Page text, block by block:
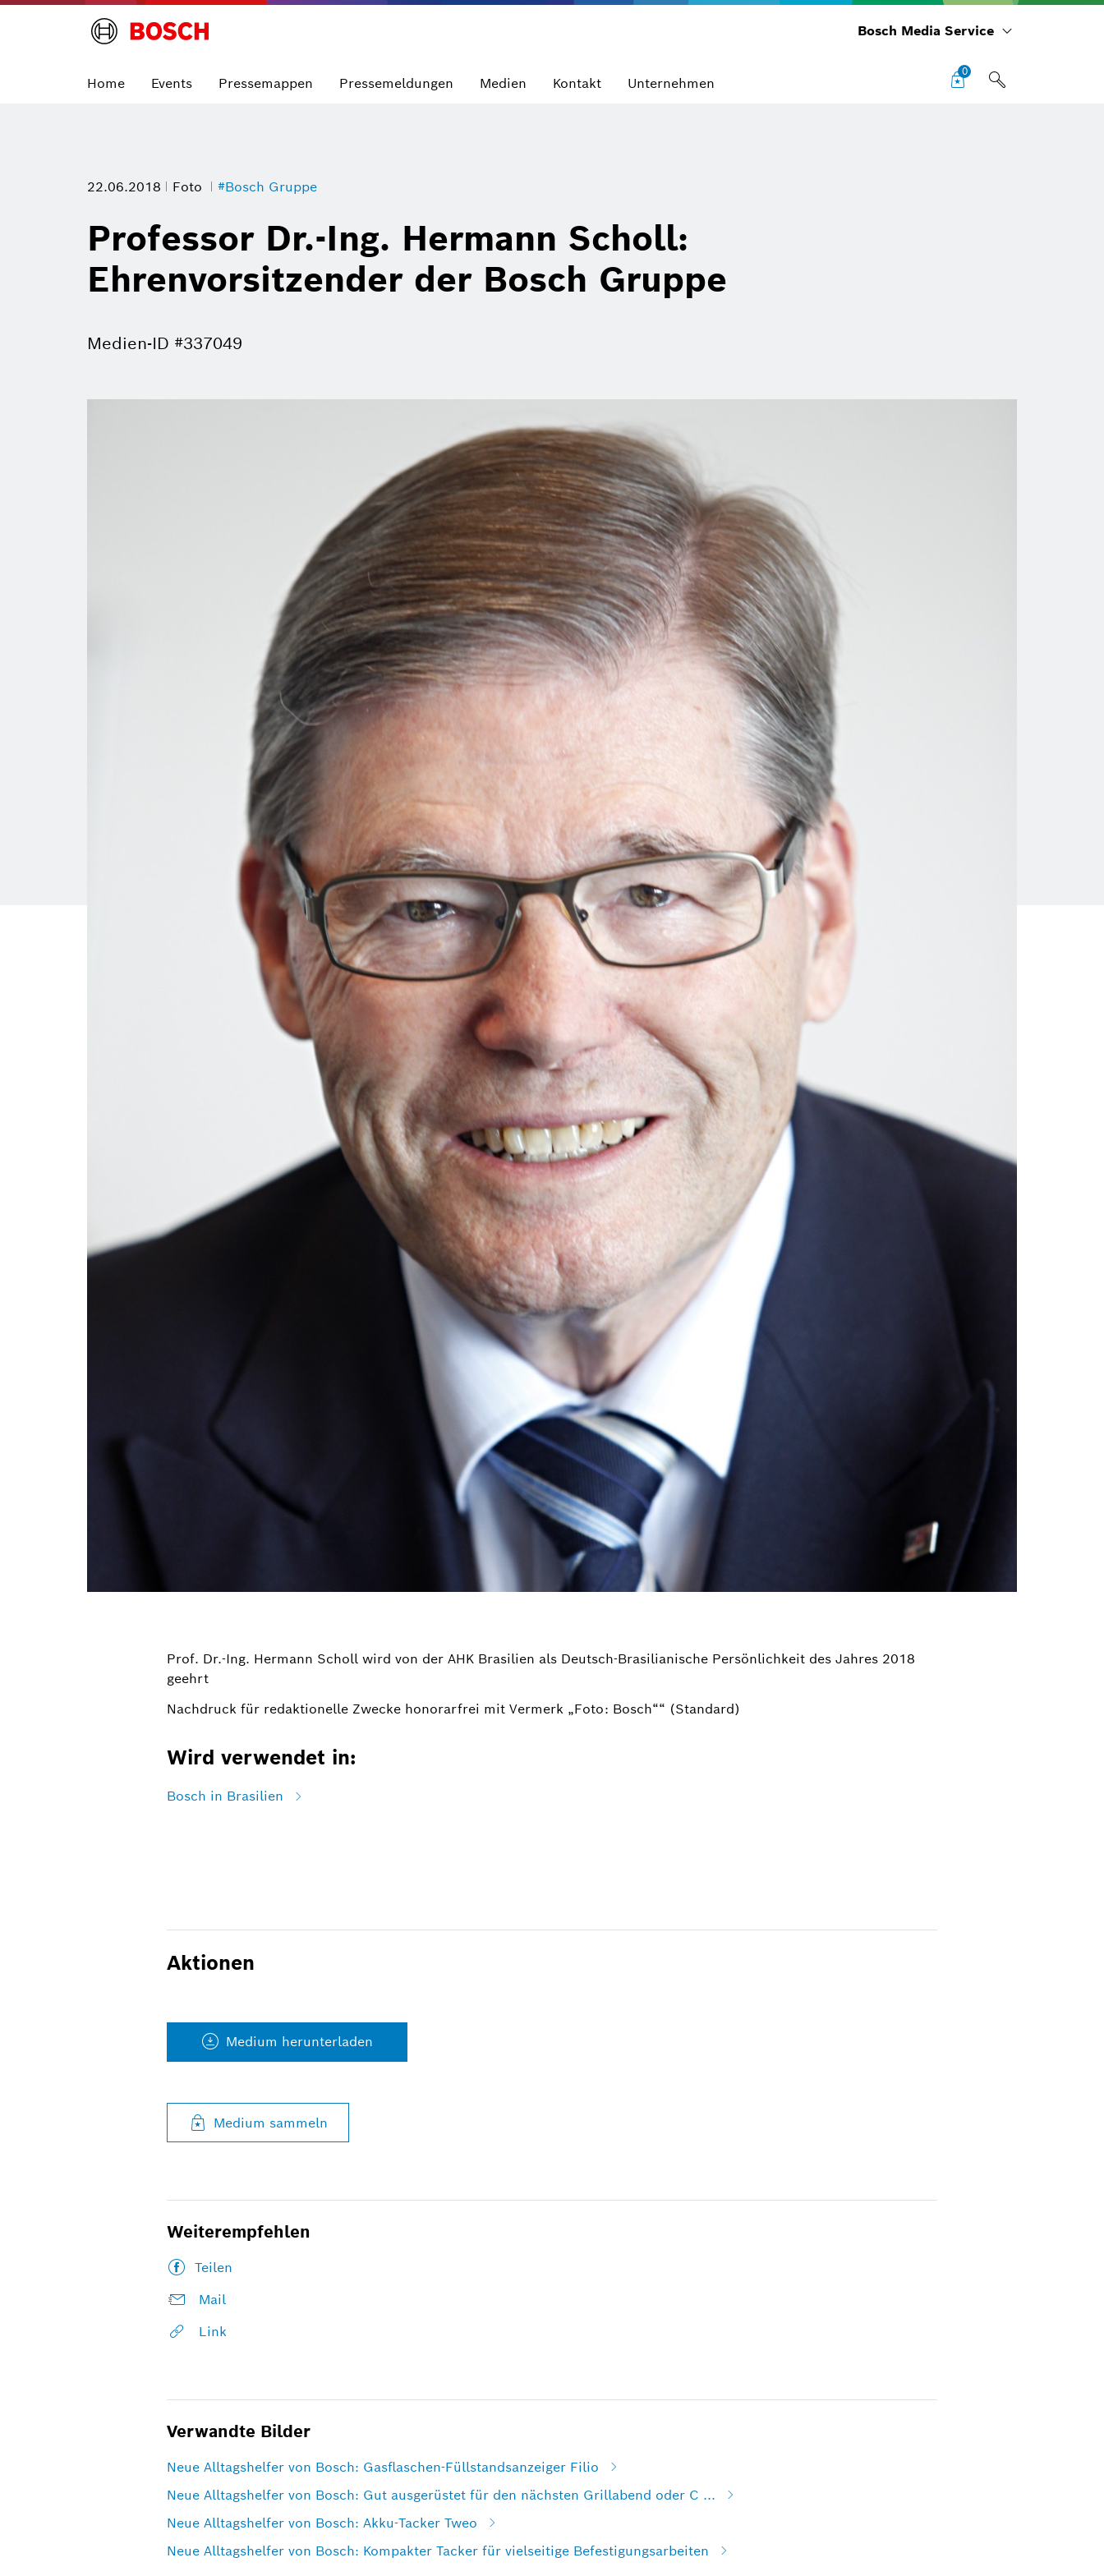
Bosch Media Service
Home Events Pressemappen Pressemeldungen Medien Kontakt Unternehmen
0
22.06.2018 Foto #Bosch Gruppe
Professor Dr.-Ing. Hermann Scholl:
Ehrenvorsitzender der Bosch Gruppe
Medien-ID #337049
Prof. Dr.-Ing. Hermann Scholl wird von der AHK Brasilien als Deutsch-Brasilianische Persönlichkeit des Jahres 2018
geehrt
Nachdruck für redaktionelle Zwecke honorarfrei mit Vermerk „Foto: Bosch““ (Standard)
Wird verwendet in:
Bosch in Brasilien
Aktionen
Medium herunterladen
Medium sammeln
Weiterempfehlen
Teilen
Mail
Link
Verwandte Bilder
Neue Alltagshelfer von Bosch: Gasflaschen-Füllstandsanzeiger Filio
Neue Alltagshelfer von Bosch: Gut ausgerüstet für den nächsten Grillabend oder C ...
Neue Alltagshelfer von Bosch: Akku-Tacker Tweo
Neue Alltagshelfer von Bosch: Kompakter Tacker für vielseitige Befestigungsarbeiten